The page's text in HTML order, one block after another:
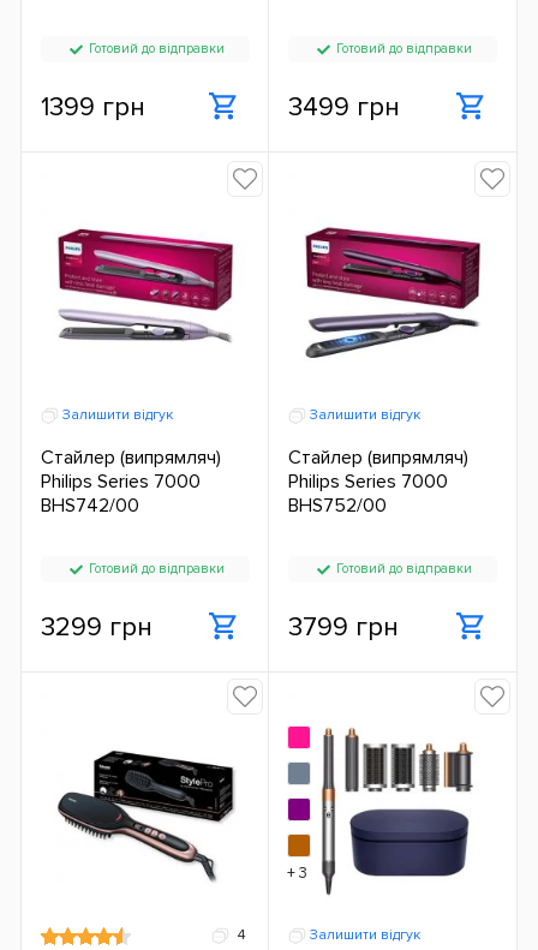
Готовий до відправки
1399 грн
Готовий до відправки
3499 грн
Залишити відгук
Стайлер (випрямляч)
Philips Series 7000
BHS742/00
Готовий до відправки
3299 грн
Залишити відгук
Стайлер (випрямляч)
Philips Series 7000
BHS752/00
Готовий до відправки
3799 грн
4 Залишити відгук
+ 3